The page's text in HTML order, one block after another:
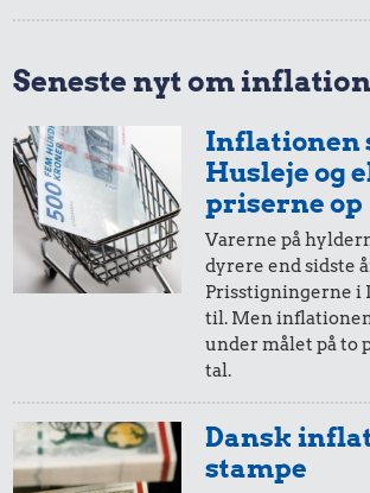
Tyggegummi
0,99 kr.
Samlet pris i 2026
Udvalgte varer fra danskernes
Priser i nutidskroner er estimeret af
datidskroner er på baggrund af
Danmarks Statistik.
Seneste nyt om inflation
Inflationen
Husleje og
priserne op
Varerne på
dyrere end sidste
Prisstigningerne i
til. Men
under målet på to
tal.
Dansk
stampe